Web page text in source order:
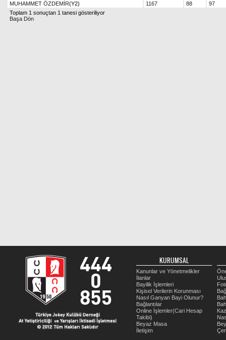
MUHAMMET ÖZDEMİR(Y2) 1167 88
97
Toplam 1 sonuçtan 1 tanesi gösteriliyor
Başa Dön
KURUMSAL
Kanunlar ve Yönetmelikler
İlanlar
Bayilik İşlemleri
Kişisel Verilerin Korunması
Nasıl Ganyan Bayi Olunur?
Bağlantılar
Online İşlemler(Cari Hesap
Takibi)
Beyaz Masa
İletişim